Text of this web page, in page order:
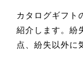
カタログギフト
紹介します。紛
点、紛失以外に